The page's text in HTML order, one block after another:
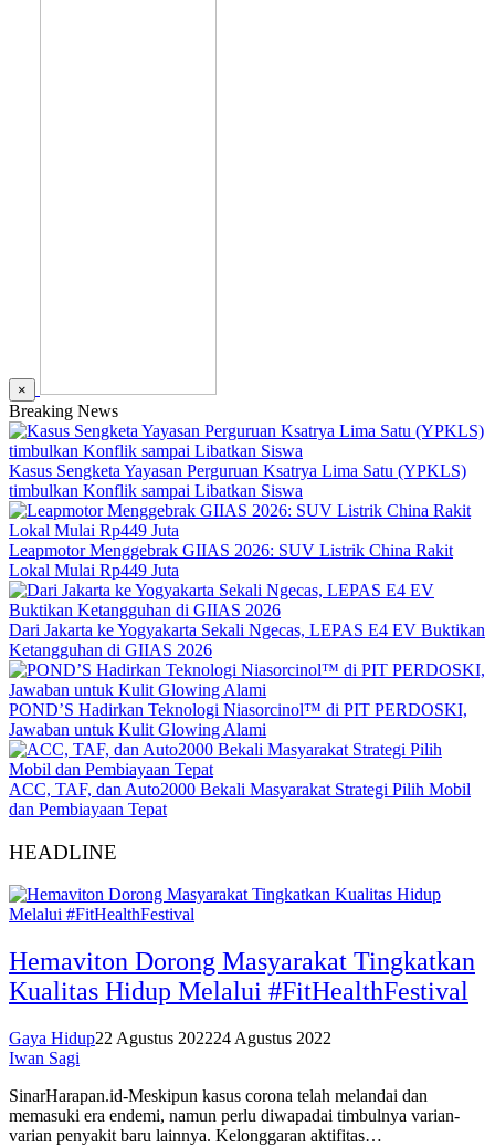
×
Breaking News
Kasus Sengketa Yayasan Perguruan Ksatrya Lima Satu (YPKLS)
timbulkan Konflik sampai Libatkan Siswa
Leapmotor Menggebrak GIIAS 2026: SUV Listrik China Rakit
Lokal Mulai Rp449 Juta
Dari Jakarta ke Yogyakarta Sekali Ngecas, LEPAS E4 EV Buktikan
Ketangguhan di GIIAS 2026
POND’S Hadirkan Teknologi Niasorcinol™ di PIT PERDOSKI,
Jawaban untuk Kulit Glowing Alami
ACC, TAF, dan Auto2000 Bekali Masyarakat Strategi Pilih Mobil
dan Pembiayaan Tepat
HEADLINE
Hemaviton Dorong Masyarakat Tingkatkan
Kualitas Hidup Melalui #FitHealthFestival
Gaya Hidup22 Agustus 202224 Agustus 2022
Iwan Sagi
SinarHarapan.id-Meskipun kasus corona telah melandai dan
memasuki era endemi, namun perlu diwapadai timbulnya varian-
varian penyakit baru lainnya. Kelonggaran aktifitas…